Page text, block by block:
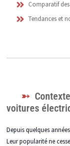
Comparatif
Tendances et
voitures
Depuis quelques
Leur popularité ne